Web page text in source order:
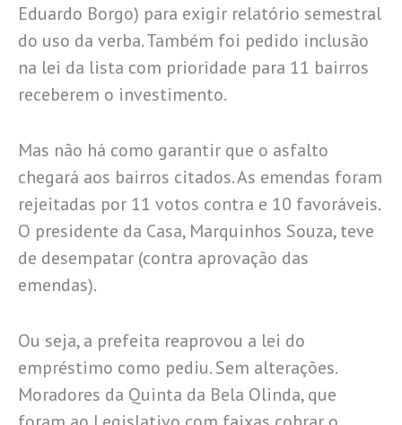
Eduardo Borgo) para exigir relatório semestral
do uso da verba. Também foi pedido inclusão
na lei da lista com prioridade para 11 bairros
receberem o investimento.
Mas não há como garantir que o asfalto
chegará aos bairros citados. As emendas foram
rejeitadas por 11 votos contra e 10 favoráveis.
O presidente da Casa, Marquinhos Souza, teve
de desempatar (contra aprovação das
emendas).
Ou seja, a prefeita reaprovou a lei do
empréstimo como pediu. Sem alterações.
Moradores da Quinta da Bela Olinda, que